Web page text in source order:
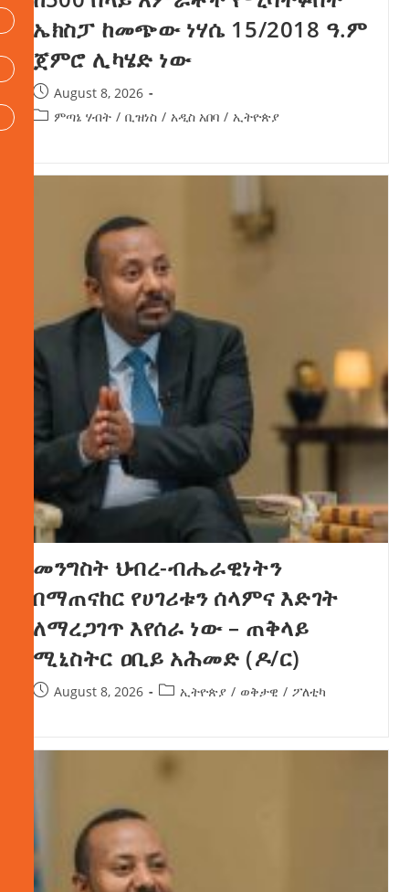
ኤክስፓ ከመጭው ነሃሴ 15/2018 ዓ.ም
ጀምሮ ሊካሄድ ነው
August 8, 2026
ምጣኔ ሃብት / ቢዝነስ / አዲስ አበባ / ኢትዮጵያ
መንግስት ህብረ-ብሔራዊነትን
በማጠናከር የሀገሪቱን ሰላምና እድገት
ለማረጋገጥ እየሰራ ነው – ጠቅላይ
ሚኒስትር ዐቢይ አሕመድ (ዶ/ር)
August 8, 2026 ኢትዮጵያ / ወቅታዊ / ፖለቲካ